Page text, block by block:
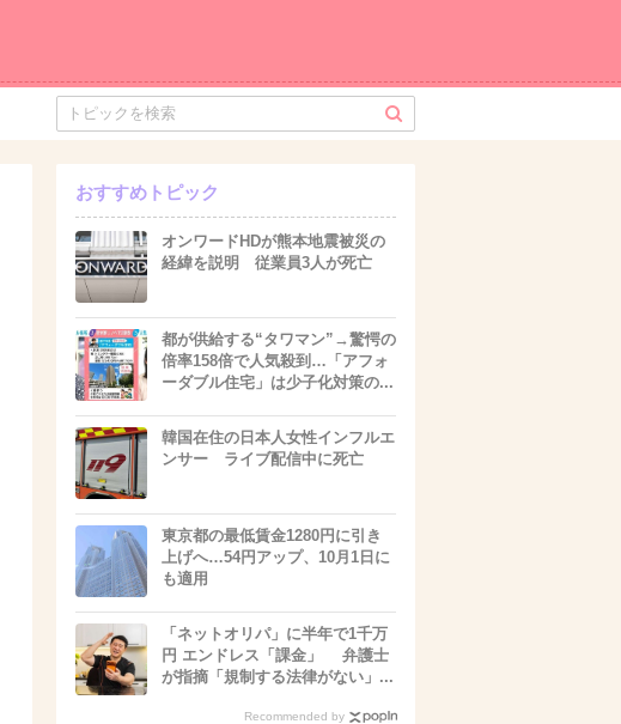
おすすめトピック
オンワードHDが熊本地震被災の
経緯を説明 従業員3人が死亡
都が供給する“タワマン”→驚愕の
倍率158倍で人気殺到…「アフォ
ーダブル住宅」は少子化対策の...
韓国在住の日本人女性インフルエ
ンサー ライブ配信中に死亡
東京都の最低賃金1280円に引き
上げへ…54円アップ、10月1日に
も適用
「ネットオリパ」に半年で1千万
円 エンドレス「課金」 弁護士
が指摘「規制する法律がない」...
Recommended by